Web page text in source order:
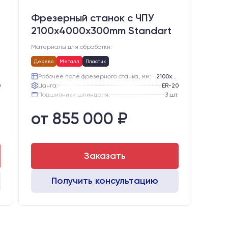
Фрезерный станок с ЧПУ
2100x4000x300mm Standart
Материалы для обработки:
Дерево Металл Пластик
Рабочее поле фрезерного станка, мм:
Цанга:
ER-20
Подшипники шпинделя:
3 шт.
Стол:
Двигатели:
от 855 000 ₽
Заказать
Получить консультацию